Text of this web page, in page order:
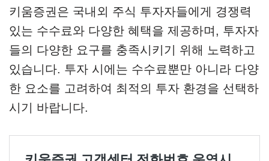
키움증권은 국내외 주식 투자자들에게 경쟁력
있는 수수료와 다양한 혜택을 제공하며, 투자자
들의 다양한 요구를 충족시키기 위해 노력하고
있습니다. 투자 시에는 수수료뿐만 아니라 다양
한 요소를 고려하여 최적의 투자 환경을 선택하
시기 바랍니다.